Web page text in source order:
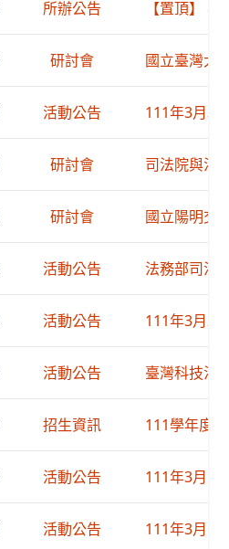
所辦公告 【置頂】
研討會 國立臺灣大
活動公告 111年3月30
研討會 司法院與法
研討會 國立陽明交
活動公告 法務部司法
活動公告 111年3月21
活動公告 臺灣科技法
招生資訊 111學年度
活動公告 111年3月16
活動公告 111年3月14